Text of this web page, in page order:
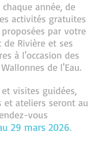
année, de
activités gratuites
par votre
de Rivière et ses
à l'occasion des
de l'Eau.
et visites guidées,
et ateliers seront au
vous
29 mars 2026.